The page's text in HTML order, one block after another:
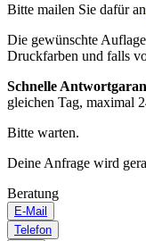
Bitte mailen Sie dafür an
Die gewünschte
Druckfarben und falls
Schnelle
gleichen Tag, maximal
Bitte warten.
Deine Anfrage wird
Beratung
E-Mail
Telefon